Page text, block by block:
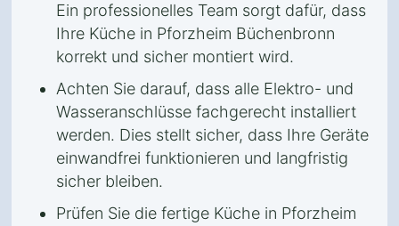
Ein professionelles Team sorgt dafür, dass
Ihre Küche in Pforzheim Büchenbronn
korrekt und sicher montiert wird.
Achten Sie darauf, dass alle Elektro- und
Wasseranschlüsse fachgerecht installiert
werden. Dies stellt sicher, dass Ihre Geräte
einwandfrei funktionieren und langfristig
sicher bleiben.
Prüfen Sie die fertige Küche in Pforzheim